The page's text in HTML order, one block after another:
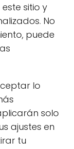
sitio y
No
puede
lo
solo
ajustes en
tu
a su
el
de
y caídas
Se ha
de matcha
de grasas.
propiedades
a